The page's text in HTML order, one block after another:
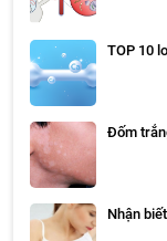
TOP 10
Đốm
Nhận